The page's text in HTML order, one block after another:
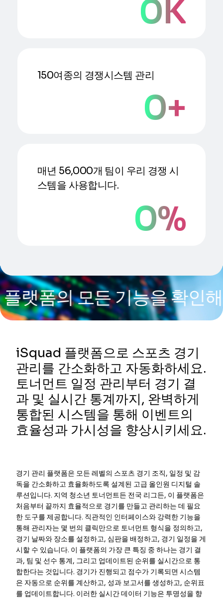
0K
150여종의 경쟁시스템 관리
0+
매년 56,000개 팀이 우리 경쟁 시
스템을 사용합니다.
0%
모든 기능을 확인해 보세
iSquad 플랫폼으로 스포츠 경기
관리를 간소화하고 자동화하세요.
토너먼트 일정 관리부터 경기 결
과 및 실시간 통계까지, 완벽하게
통합된 시스템을 통해 이벤트의
효율성과 가시성을 향상시키세요.
경기 관리 플랫폼은 모든 레벨의 스포츠 경기 조직, 일정 및 감
독을 간소화하고 효율화하도록 설계된 고급 올인원 디지털 솔
루션입니다. 지역 청소년 토너먼트든 전국 리그든, 이 플랫폼은
처음부터 끝까지 효율적으로 경기를 만들고 관리하는 데 필요
한 도구를 제공합니다. 직관적인 인터페이스와 강력한 기능을
통해 관리자는 몇 번의 클릭만으로 토너먼트 형식을 정의하고,
경기 날짜와 장소를 설정하고, 심판을 배정하고, 경기 일정을 게
시할 수 있습니다. 이 플랫폼의 가장 큰 특징 중 하나는 경기 결
과, 팀 및 선수 통계, 그리고 업데이트된 순위를 실시간으로 통
합한다는 것입니다. 경기가 진행되고 점수가 기록되면 시스템
은 자동으로 순위를 계산하고, 성과 보고서를 생성하고, 순위표
를 업데이트합니다. 이러한 실시간 데이터 기능은 투명성을 향